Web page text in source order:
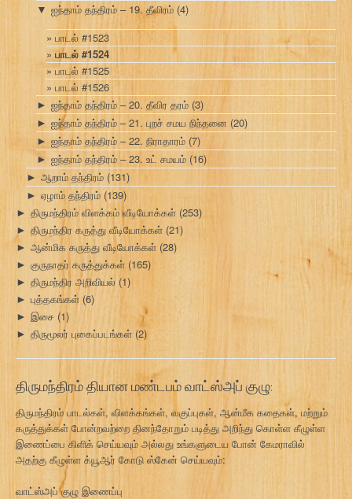
▼ ஐந்தாம் தந்திரம் – 19. தீவிரம் (4)
பாடல் #1523
பாடல் #1524
பாடல் #1525
பாடல் #1526
► ஐந்தாம் தந்திரம் – 20. தீவிர தரம் (3)
► ஐந்தாம் தந்திரம் – 21. புறச் சமய நிந்தனை (20)
► ஐந்தாம் தந்திரம் – 22. நிராதாரம் (7)
► ஐந்தாம் தந்திரம் – 23. உட் சமயம் (16)
► ஆறாம் தந்திரம் (131)
► ஏழாம் தந்திரம் (139)
► திருமந்திரம் விளக்கம் வீடியோக்கள் (253)
► திருமந்திர கருத்து வீடியோக்கள் (21)
► ஆன்மிக கருத்து வீடியோக்கள் (28)
► குருநாதர் கருத்துக்கள் (165)
► திருமந்திர அறிவியல் (1)
► புத்தகங்கள் (6)
► இசை (1)
► திருமூலர் புகைப்படங்கள் (2)
திருமந்திரம் தியான மண்டபம் வாட்ஸ்அப் குழு:
திருமந்திரம் பாடல்கள், விளக்கங்கள், வகுப்புகள், ஆன்மீக கதைகள், மற்றும்
கருத்துக்கள் போன்றவற்றை தினந்தோறும் படித்து அறிந்து கொள்ள கீழுள்ள
இணைப்பை கிளிக் செய்யவும் அல்லது உங்களுடைய போன் கேமராவில்
அதற்கு கீழுள்ள க்யூஆர் கோடு ஸ்கேன் செய்யவும்:
வாட்ஸ்அப் குழு இணைப்பு